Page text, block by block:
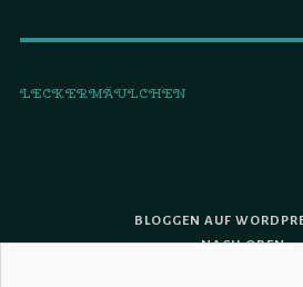
LECKERMÄULCHEN
BLOGGEN AUF
NACH OBEN ↑